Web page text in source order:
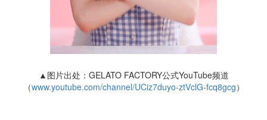
▲图片出处：GELATO FACTORY公式YouTube频道
（www.youtube.com/channel/UCiz7duyo-ztVclG-fcq8gcg）